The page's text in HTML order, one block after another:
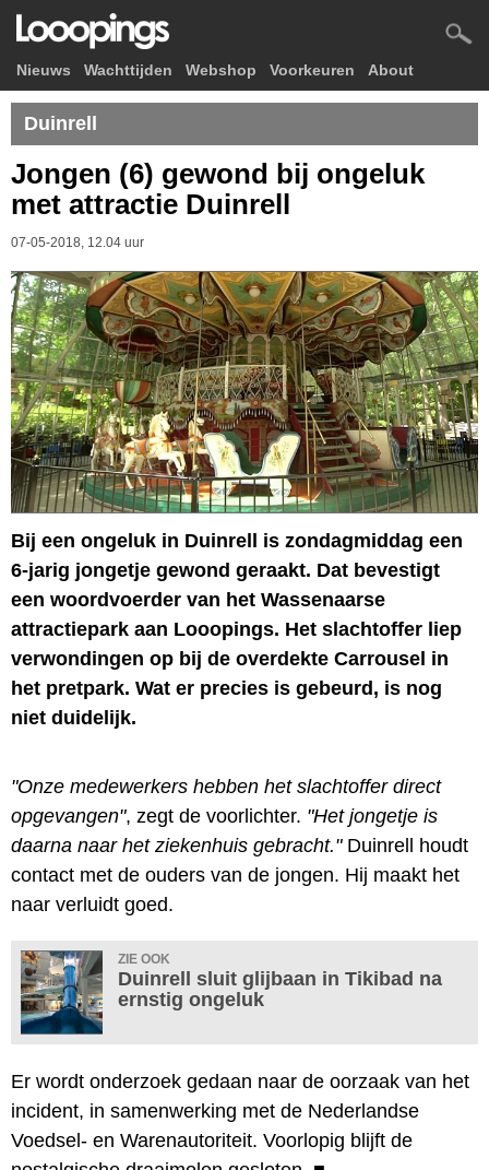
Nieuws Wachttijden Webshop Voorkeuren About
Duinrell
Jongen (6) gewond bij ongeluk
met attractie Duinrell
07-05-2018, 12.04 uur
Bij een ongeluk in Duinrell is zondagmiddag een
6-jarig jongetje gewond geraakt. Dat bevestigt
een woordvoerder van het Wassenaarse
attractiepark aan Looopings. Het slachtoffer liep
verwondingen op bij de overdekte Carrousel in
het pretpark. Wat er precies is gebeurd, is nog
niet duidelijk.
"Onze medewerkers hebben het slachtoffer direct
opgevangen", zegt de voorlichter. "Het jongetje is
daarna naar het ziekenhuis gebracht."Duinrell houdt
contact met de ouders van de jongen. Hij maakt het
naar verluidt goed.
ZIE OOK
Duinrell sluit glijbaan in Tikibad na
ernstig ongeluk
Er wordt onderzoek gedaan naar de oorzaak van het
incident, in samenwerking met de Nederlandse
Voedsel- en Warenautoriteit. Voorlopig blijft de